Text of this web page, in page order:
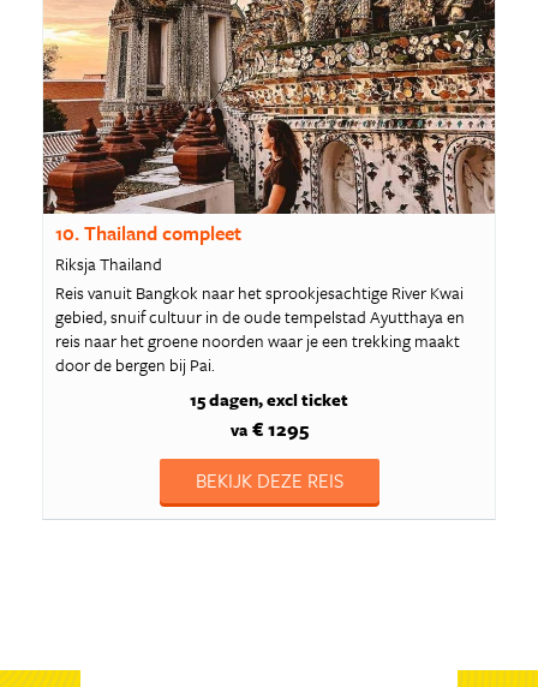
10. Thailand compleet
Riksja Thailand
Reis vanuit Bangkok naar het sprookjesachtige River Kwai
gebied, snuif cultuur in de oude tempelstad Ayutthaya en
reis naar het groene noorden waar je een trekking maakt
door de bergen bij Pai.
15 dagen excl ticket
va€ 1295
BEKIJK DEZE REIS